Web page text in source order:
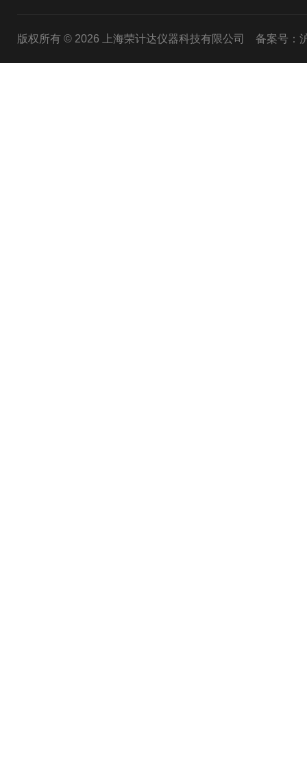
版权所有 © 2026 上海荣计达仪器科技有限公司 备案号：